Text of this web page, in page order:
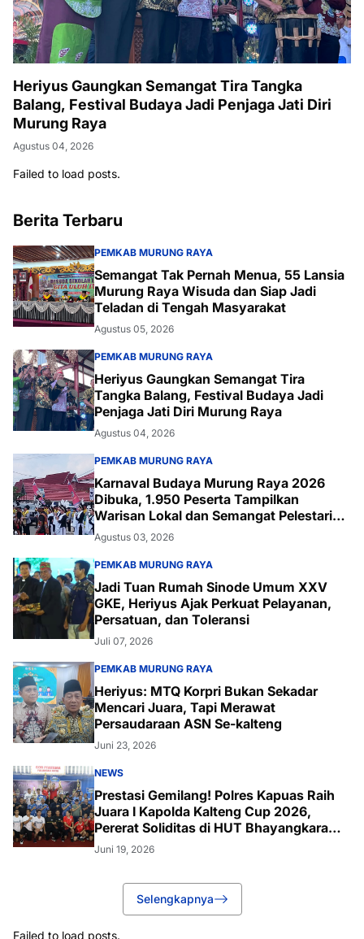
Heriyus Gaungkan Semangat Tira Tangka
Balang, Festival Budaya Jadi Penjaga Jati Diri
Murung Raya
Agustus 04, 2026
Failed to load posts.
Berita Terbaru
PEMKAB MURUNG RAYA
Semangat Tak Pernah Menua, 55 Lansia
Murung Raya Wisuda dan Siap Jadi
Teladan di Tengah Masyarakat
Agustus 05, 2026
PEMKAB MURUNG RAYA
Heriyus Gaungkan Semangat Tira
Tangka Balang, Festival Budaya Jadi
Penjaga Jati Diri Murung Raya
Agustus 04, 2026
PEMKAB MURUNG RAYA
Karnaval Budaya Murung Raya 2026
Dibuka, 1.950 Peserta Tampilkan
Warisan Lokal dan Semangat Pelestarian
Budaya
Agustus 03, 2026
PEMKAB MURUNG RAYA
Jadi Tuan Rumah Sinode Umum XXV
GKE, Heriyus Ajak Perkuat Pelayanan,
Persatuan, dan Toleransi
Juli 07, 2026
PEMKAB MURUNG RAYA
Heriyus: MTQ Korpri Bukan Sekadar
Mencari Juara, Tapi Merawat
Persaudaraan ASN Se-kalteng
Juni 23, 2026
NEWS
Prestasi Gemilang! Polres Kapuas Raih
Juara I Kapolda Kalteng Cup 2026,
Pererat Soliditas di HUT Bhayangkara
ke-80
Juni 19, 2026
Selengkapnya
Failed to load posts.